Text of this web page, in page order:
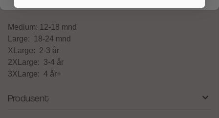
Medium: 12-18 mnd
Large: 18-24 mnd
XLarge: 2-3 år
2XLarge: 3-4 år
3XLarge: 4 år+
Produsent